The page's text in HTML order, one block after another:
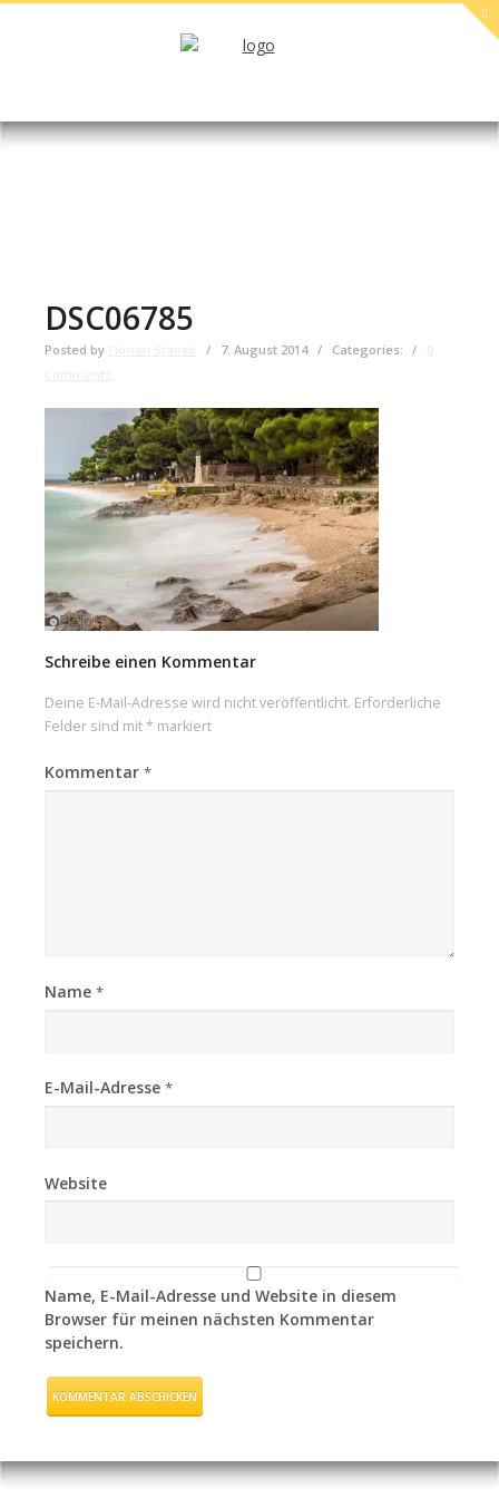
DSC06785
Posted by / 7. August 2014 / Categories: /
Schreibe einen Kommentar
Deine E-Mail-Adresse wird nicht veröffentlicht. Erforderliche
Felder sind mit* markiert
Kommentar *
Name *
E-Mail-Adresse *
Website
Name, E-Mail-Adresse und Website in diesem
Browser für meinen nächsten Kommentar
speichern.